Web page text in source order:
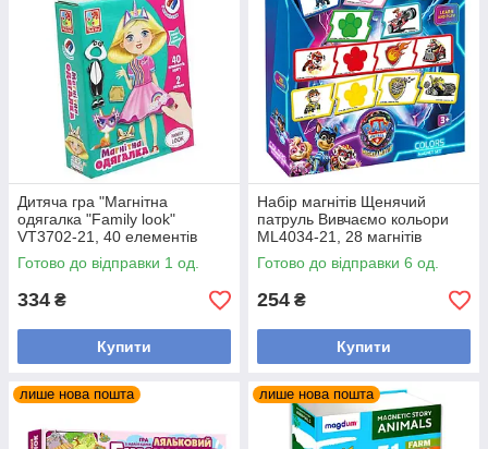
Дитяча гра "Магнітна
одягалка "Family look"
VT3702-21, 40 елементів
одягу
Готово до відправки 1 од.
334 ₴
Купити
Набір магнітів Щенячий
патруль Вивчаємо кольори
ML4034-21, 28 магнітів
Готово до відправки 6 од.
254 ₴
Купити
лише нова пошта лише нова пошта